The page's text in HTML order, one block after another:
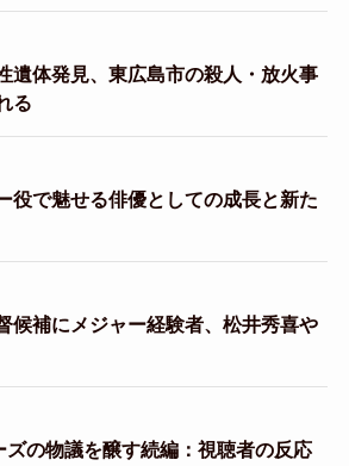
遺体発見、東広島市の殺人・放火事
る
役で魅せる俳優としての成長と新た
候補にメジャー経験者、松井秀喜や
ズの物議を醸す続編：視聴者の反応